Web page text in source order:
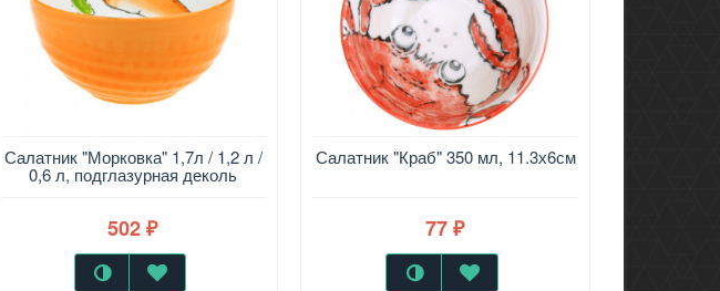
Салатник "Морковка" 1,7л / 1,2 л /
0,6 л, подглазурная деколь
502₽
Салатник "Краб" 350 мл, 11.3х6см
77₽